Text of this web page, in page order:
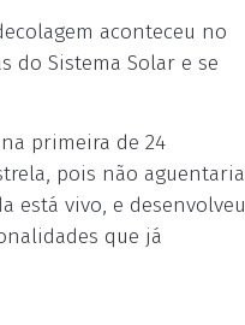
aconteceu no
do Sistema Solar e se
primeira de 24
pois não aguentaria
está vivo, e desenvolveu
que já